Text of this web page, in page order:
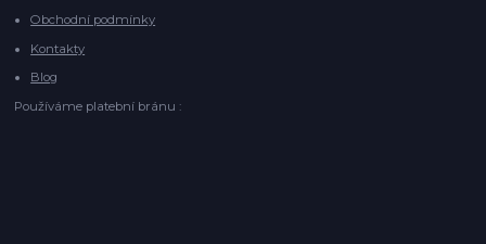
Obchodní podmínky
Kontakty
Blog
Používáme platební bránu :